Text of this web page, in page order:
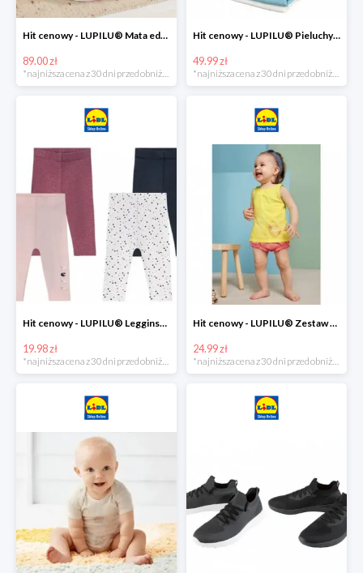
Hit cenowy - LUPILU® Mata edukacyjna dla niemowląt, 1 sztuka
89.00 zł
*najniższa cena z 30 dni przed obniżką
Hit cenowy - LUPILU® Pieluchy tetrowe 80x80 cm, z biobawełny, 5 sztuk
49.99 zł
*najniższa cena z 30 dni przed obniżką
Hit cenowy - LUPILU® Legginsy niemowlęce z biobawełną, 2 pary
19.98 zł
Hit cenowy - LUPILU® Zestaw dziecięcy z biobawełny (body + koszulka + spodenki), 1 komplet
24.99 zł